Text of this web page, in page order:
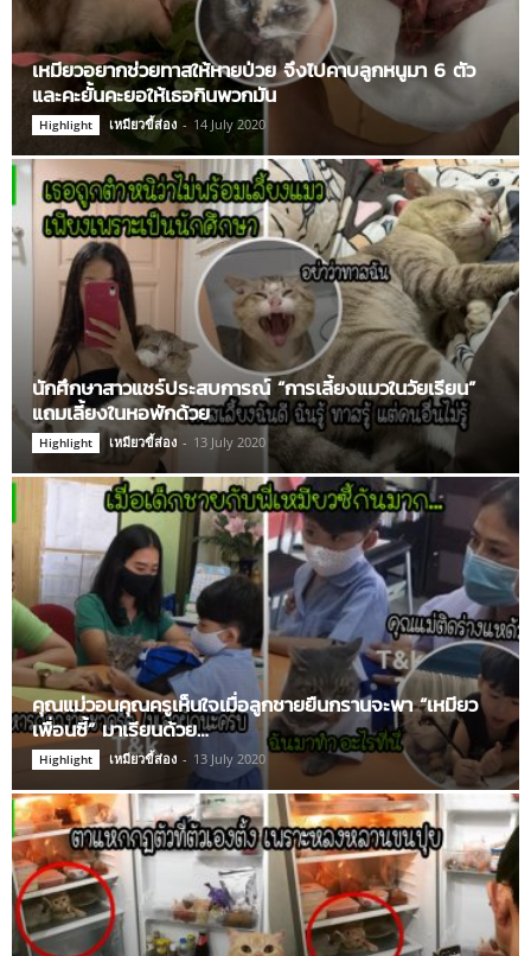
เหมียวอยากช่วยทาสให้หายป่วย จึงไปคาบลูกหนูมา 6 ตัว
และคะยั้นคะยอให้เธอกินพวกมัน
Highlight เหมียวขี้ส่อง - 14 July 2020
นักศึกษาสาวแชร์ประสบการณ์ “การเลี้ยงแมวในวัยเรียน”
แถมเลี้ยงในหอพักด้วย
Highlight เหมียวขี้ส่อง - 13 July 2020
คุณแม่วอนคุณครูเห็นใจเมื่อลูกชายยืนกรานจะพา “เหมียว
เพื่อนซี้” มาเรียนด้วย…
Highlight เหมียวขี้ส่อง - 13 July 2020